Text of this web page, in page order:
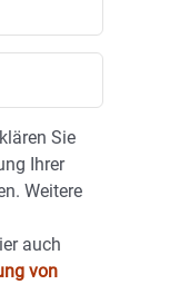
Sie
Ihrer
Weitere
auch
von